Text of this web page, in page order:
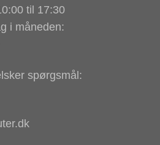
til 17:30
i måneden:
spørgsmål: